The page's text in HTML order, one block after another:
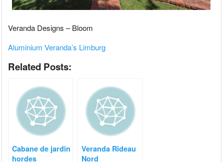
Veranda Designs – Bloom
Aluminium Veranda’s Limburg
Related Posts:
Cabane de jardin
hordes
Veranda Rideau
Nord